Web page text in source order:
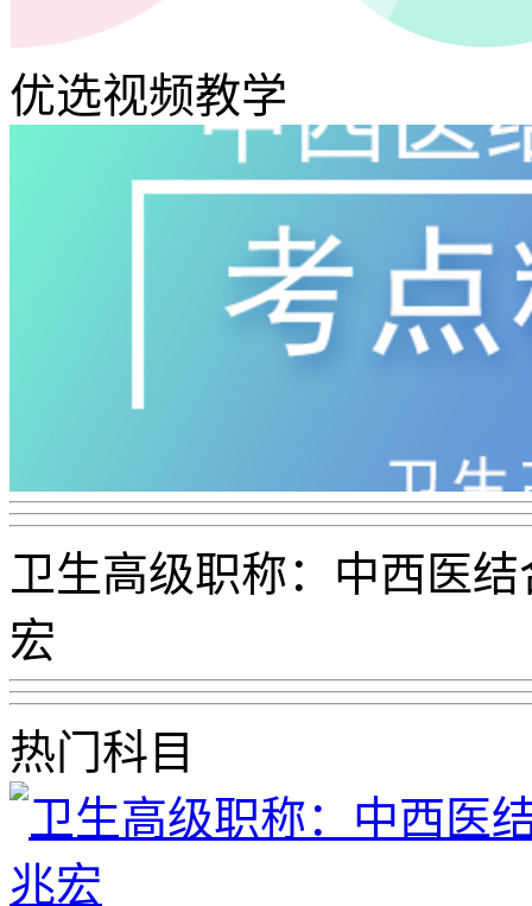
优选视频教学
卫生高级职称：中西医
宏
热门科目